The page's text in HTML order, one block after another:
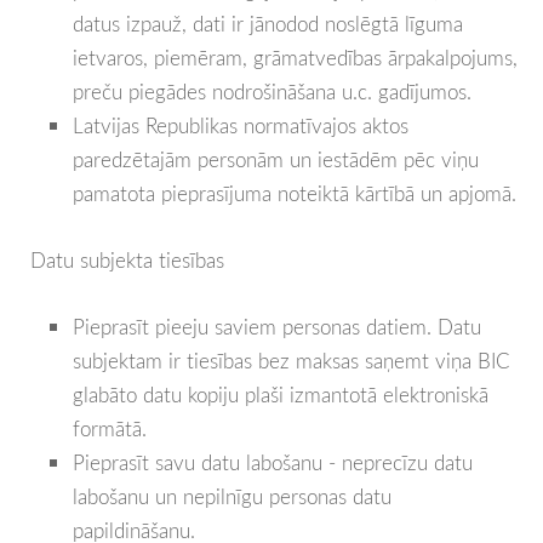
datus izpauž, dati ir jānodod noslēgtā līguma
ietvaros, piemēram, grāmatvedības ārpakalpojums,
preču piegādes nodrošināšana u.c. gadījumos.
Latvijas Republikas normatīvajos aktos
paredzētajām personām un iestādēm pēc viņu
pamatota pieprasījuma noteiktā kārtībā un apjomā.
Datu subjekta tiesības
Pieprasīt pieeju saviem personas datiem. Datu
subjektam ir tiesības bez maksas saņemt viņa BIC
glabāto datu kopiju plaši izmantotā elektroniskā
formātā.
Pieprasīt savu datu labošanu - neprecīzu datu
labošanu un nepilnīgu personas datu
papildināšanu.